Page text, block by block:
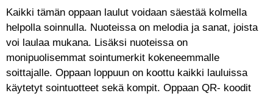
Kaikki tämän oppaan laulut voidaan säestää kolmella
helpolla soinnulla. Nuoteissa on melodia ja sanat, joista
voi laulaa mukana. Lisäksi nuoteissa on
monipuolisemmat sointumerkit kokeneemmalle
soittajalle. Oppaan loppuun on koottu kaikki lauluissa
käytetyt sointuotteet sekä kompit. Oppaan QR- koodit